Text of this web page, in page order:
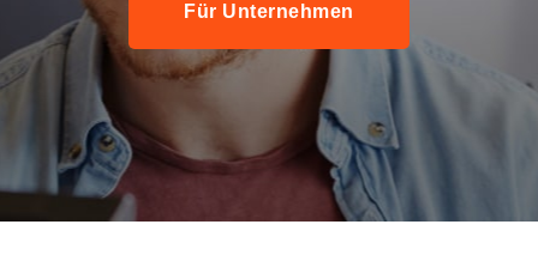
Für Unternehmen